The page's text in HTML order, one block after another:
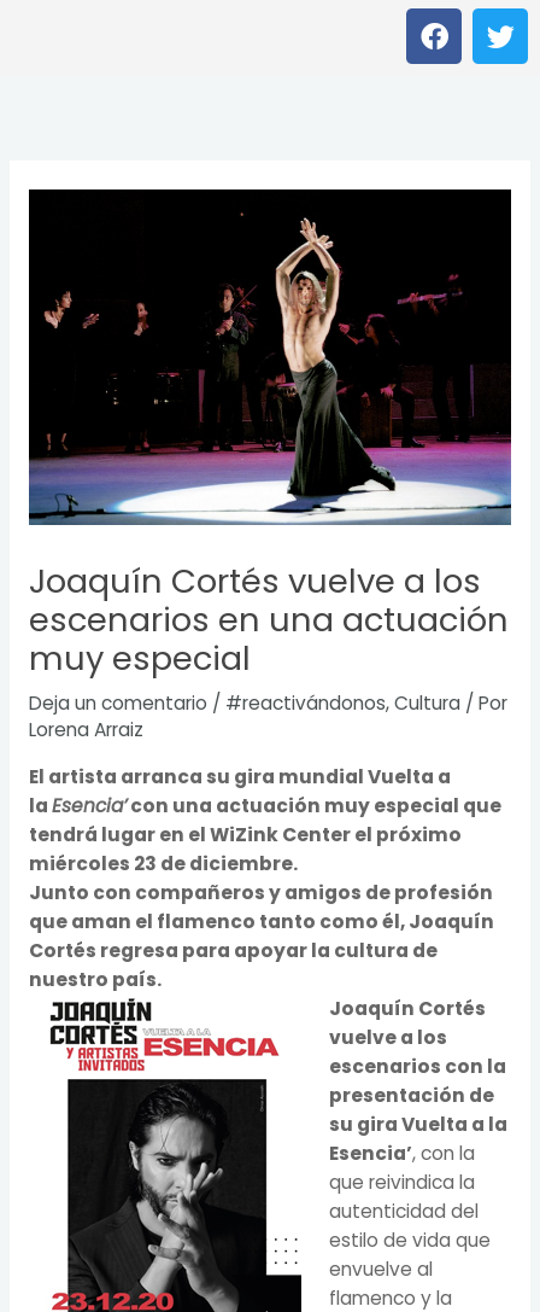
F
a
c
o
T
w
i
r
Joaquín Cortés vuelve a los
escenarios en una actuación
muy especial
Deja un comentario / #reactivándonos,Cultura / Por
Lorena Arraiz
El artista arranca su gira mundial Vuelta a
laEsencia’con una actuación muy especial que
tendrá lugar en el WiZink Center el próximo
miércoles 23 de diciembre.
Junto con compañeros y amigos de profesión
que aman el flamenco tanto como él, Joaquín
Cortés regresa para apoyar la cultura de
nuestro país.
Joaquín Cortés
vuelve a los
escenarios con la
presentación de
su gira Vuelta a la
Esencia’, con la
que reivindica la
autenticidad del
estilo de vida que
envuelve al
flamenco y la